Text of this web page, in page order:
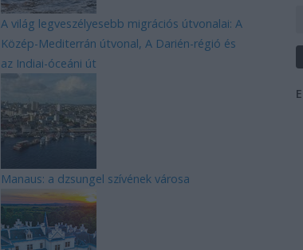
A világ legveszélyesebb migrációs útvonalai: A
Közép-Mediterrán útvonal, A Darién-régió és
az Indiai-óceáni út
Manaus: a dzsungel szívének városa